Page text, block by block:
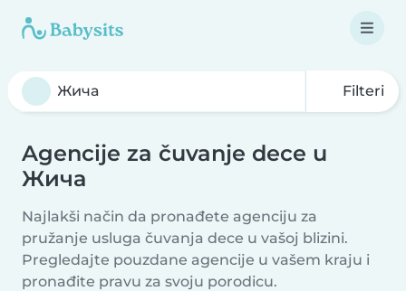
Filteri
Agencije za čuvanje dece u
Жича
Najlakši način da pronađete agenciju za
pružanje usluga čuvanja dece u vašoj blizini.
Pregledajte pouzdane agencije u vašem kraju i
pronađite pravu za svoju porodicu.